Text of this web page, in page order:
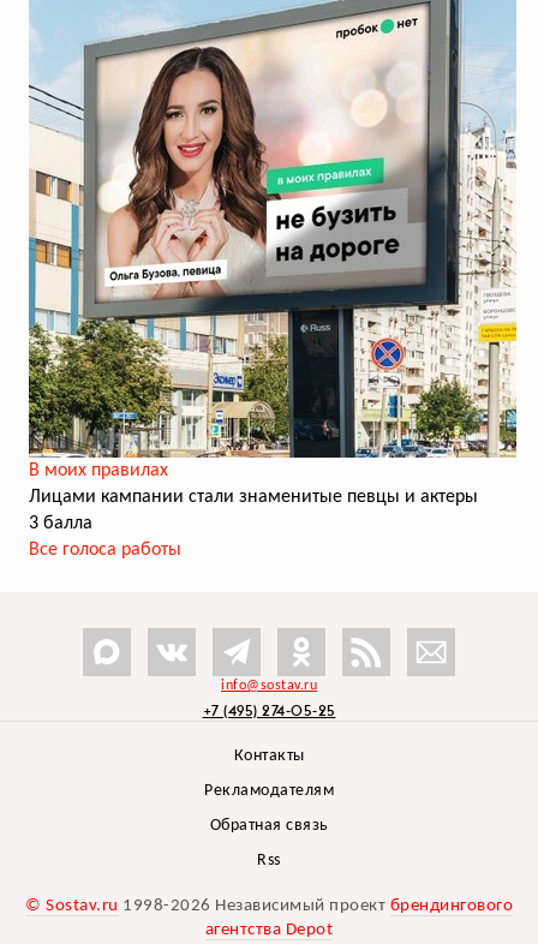
В моих правилах
Лицами кампании стали знаменитые певцы и актеры
3 балла
Все голоса работы
info@sostav.ru
+7 (495) 274-05-25
Контакты
Рекламодателям
Обратная связь
Rss
© Sostav.ru 1998-2026 Независимый проект брендингового
агентства Depot